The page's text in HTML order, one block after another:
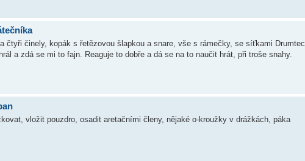
čtyři činely, kopák s řetězovou šlapkou a snare, vše s rámečky, se síťkami Drumtec
a zdá se mi to fajn. Reaguje to dobře a dá se na to naučit hrát, při troše snahy.
vložit pouzdro, osadit aretačními členy, nějaké o-kroužky v drážkách, páka